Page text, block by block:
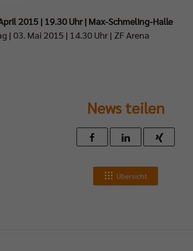
2015 | 19.30 Uhr | Max-Schmeling-Halle
| 03. Mai 2015 | 14.30 Uhr | ZF Arena
News teilen
Übersicht